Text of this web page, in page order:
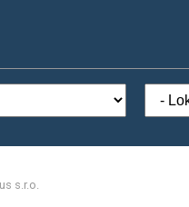
s.r.o.